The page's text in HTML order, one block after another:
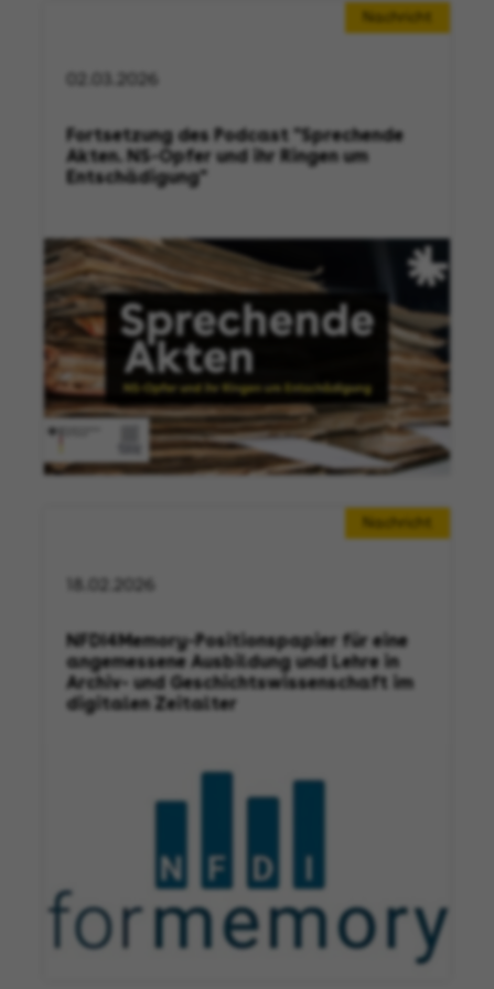
Nachricht
02.03.2026
Fortsetzung des Podcast "Sprechende
Akten. NS-Opfer und ihr Ringen um
Entschädigung"
Nachricht
18.02.2026
NFDI4Memory-Positionspapier für eine
angemessene Ausbildung und Lehre in
Archiv- und Geschichtswissenschaft im
digitalen Zeitalter